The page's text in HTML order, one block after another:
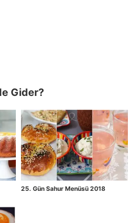
Gider?
25. Gün Sahur Menüsü 2018